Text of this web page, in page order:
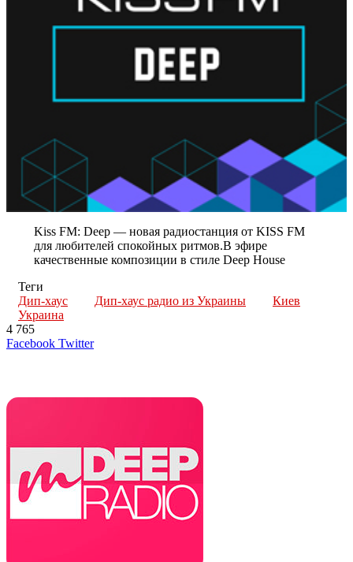
Kiss FM: Deep — новая радиостанция от KISS FM
для любителей спокойных ритмов.В эфире
качественные композиции в стиле Deep House
Теги
Дип-хаус
Дип-хаус радио из Украины
Киев
Украина
4 765
Facebook TwitterLinkedIn
Tumblr
Reddit
Вконтакте
Одноклассники
Skype
Messenger
Messenger
WhatsApp
Telegram
Viber
Line
Поделиться
Печатать